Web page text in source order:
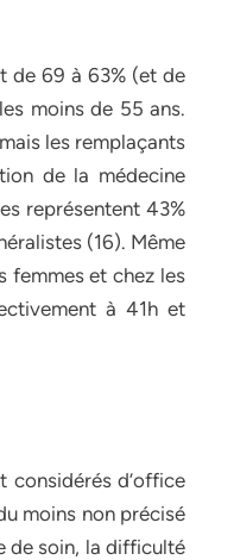
de 69 à 63% (et de
moins de 55 ans.
les remplaçants
de la médecine
représentent 43%
(16). Même
femmes et chez les
à 41h et
considérés d’office
moins non précisé
de soin, la difficulté